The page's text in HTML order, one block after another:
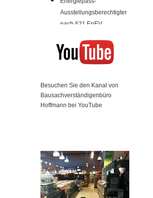
Ausstellungsberechtigter
nach §21 EnEV
Besuchen Sie den Kanal von
Bausachverständigenbüro
Hoffmann bei YouTube